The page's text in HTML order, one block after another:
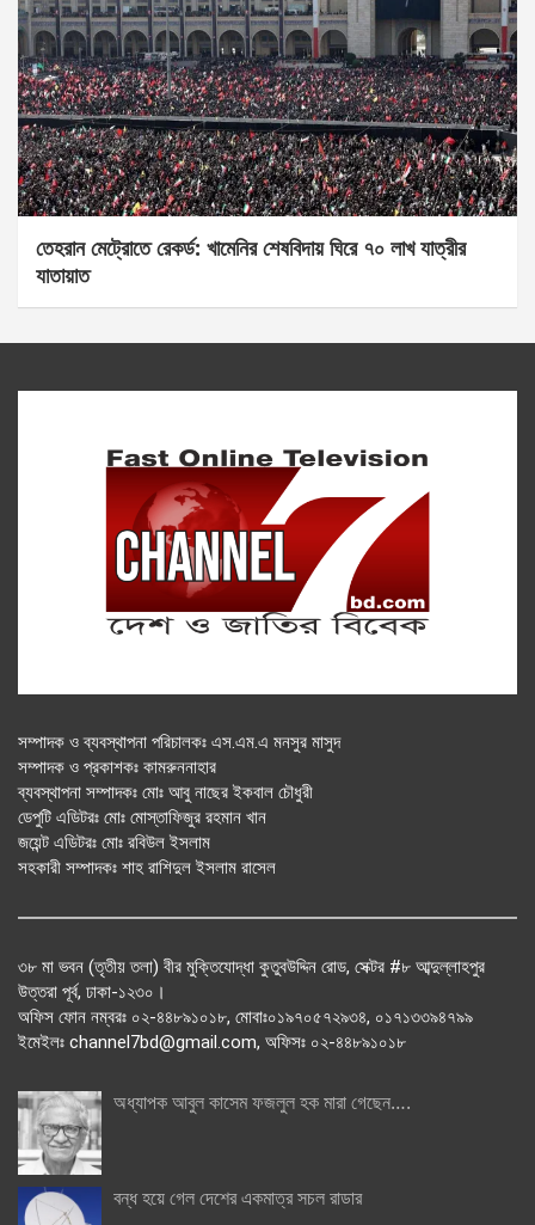
তেহরান মেট্রোতে রেকর্ড: খামেনির শেষবিদায় ঘিরে ৭০ লাখ যাত্রীর
যাতায়াত
সম্পাদক ও ব্যবস্থাপনা পরিচালকঃ এস.এম.এ মনসুর মাসুদ
সম্পাদক ও প্রকাশকঃ কামরুননাহার
ব্যবস্থাপনা সম্পাদকঃ মোঃ আবু নাছের ইকবাল চৌধুরী
ডেপুটি এডিটরঃ মোঃ মোস্তাফিজুর রহমান খান
জয়েন্ট এডিটরঃ মোঃ রবিউল ইসলাম
সহকারী সম্পাদকঃ শাহ রাশিদুল ইসলাম রাসেল
৩৮ মা ভবন (তৃতীয় তলা) বীর মুক্তিযোদ্ধা কুতুবউদ্দিন রোড, সেক্টর #৮ আব্দুল্লাহপুর
উত্তরা পূর্ব, ঢাকা-১২৩০।
অফিস ফোন নম্বরঃ ০২-৪৪৮৯১০১৮, মোবাঃ০১৯৭০৫৭২৯৩৪, ০১৭১৩৩৯৪৭৯৯
ইমেইলঃ channel7bd@gmail.com, অফিসঃ ০২-৪৪৮৯১০১৮
অধ্যাপক আবুল কাসেম ফজলুল হক মারা গেছেন….
বন্ধ হয়ে গেল দেশের একমাত্র সচল রাডার